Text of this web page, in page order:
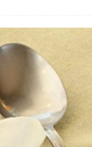
月球 视频